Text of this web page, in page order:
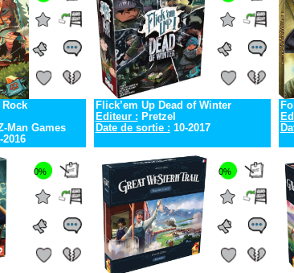
Rock
Man Games
2016
Flick’em Up Dead of Winter
Editeur : Pretzel
Date de sortie : 10-2017
0% 0%